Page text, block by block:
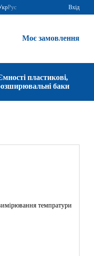
Рус Вхід
Моє замовлення
пластикові,
баки